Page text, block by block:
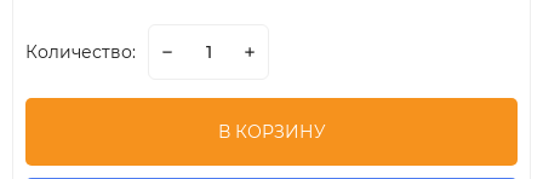
Количество:
В КОРЗИНУ